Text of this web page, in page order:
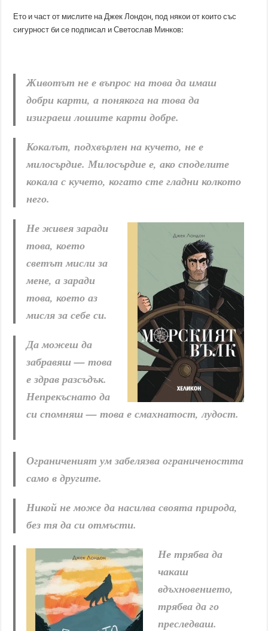
Ето и част от мислите на Джек Лондон, под някои от които със
сигурност би се подписал и Светослав Минков:
Животът не е въпрос на това да имаш
добри карти, а понякога на това да
изиграеш лошите карти добре.
Кокалът, подхвърлен на кучето, не е
милосърдие. Милосърдие е, ако споделите
кокала с кучето, когато сте гладни колкото
него.
Не живея заради
това, което
светът мисли за
мене, а заради
това, което аз
мисля за себе си.
Да можеш да
забравяш — това
е здрав разсъдък.
Непрекъснато да
си спомняш — това е смахнатост, лудост.
Ограниченият ум забелязва ограничеността
само в другите.
Никой не може да насилва своята природа,
без тя да си отмъсти.
Не трябва да
чакаш
вдъхновението,
трябва да го
преследваш.